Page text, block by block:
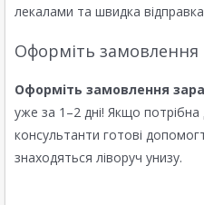
лекалами та швидка
Оформіть замовлення
Оформіть замовлення
уже за 1–2 дні! Якщо
консультанти готові
знаходяться ліворуч унизу.